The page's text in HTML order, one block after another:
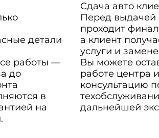
детали
работы —
до
в
на
Сдача авто
Перед выдачей
проходит
а клиент
услуги и
Вы можете
работе центра
консультацию
дальнейшей